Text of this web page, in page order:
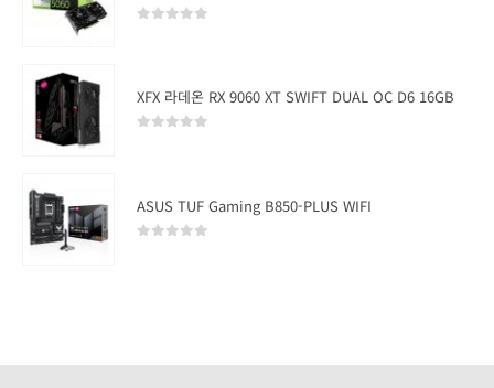
XFX 라데온 RX 9060 XT SWIFT DUAL OC D6 16GB
ASUS TUF Gaming B850-PLUS WIFI